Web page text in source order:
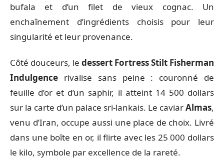
bufala et d’un filet de vieux cognac. Un
enchaînement d’ingrédients choisis pour leur
singularité et leur provenance.
Côté douceurs, le dessert Fortress Stilt Fisherman
Indulgence rivalise sans peine : couronné de
feuille d’or et d’un saphir, il atteint 14 500 dollars
sur la carte d’un palace sri-lankais. Le caviarAlmas,
venu d’Iran, occupe aussi une place de choix. Livré
dans une boîte en or, il flirte avec les 25 000 dollars
le kilo, symbole par excellence de la rareté.